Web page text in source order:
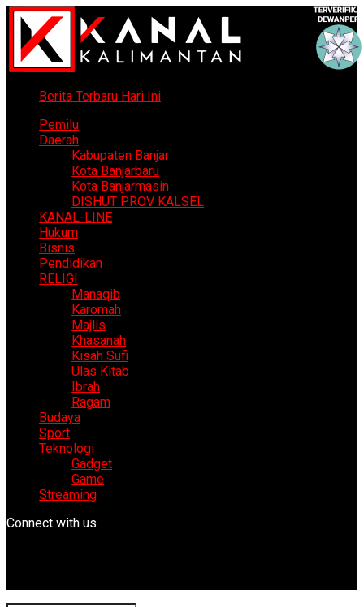
Berita Terbaru Hari Ini
Pemilu
Daerah
Kabupaten Banjar
Kota Banjarbaru
Kota Banjarmasin
DISHUT PROV KALSEL
KANAL-LINE
Hukum
Bisnis
Pendidikan
RELIGI
Manaqib
Karomah
Majlis
Khasanah
Kisah Sufi
Ulas Kitab
Ibrah
Ragam
Budaya
Sport
Teknologi
Gadget
Game
Streaming
Connect with us